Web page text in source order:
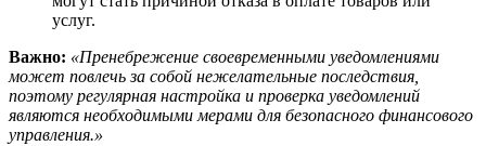
услуг.
Важно: «Пренебрежение своевременными уведомлениями
может повлечь за собой нежелательные последствия,
поэтому регулярная настройка и проверка уведомлений
являются необходимыми мерами для безопасного финансового
управления.»